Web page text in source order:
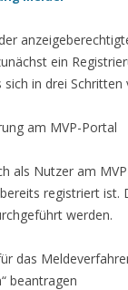
ein
in drei Schritten
am MVP-Portal
als Nutzer am
registriert ist.
werden.
das
beantragen